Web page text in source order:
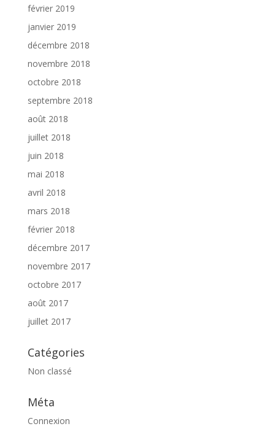
février 2019
janvier 2019
décembre 2018
novembre 2018
octobre 2018
septembre 2018
août 2018
juillet 2018
juin 2018
mai 2018
avril 2018
mars 2018
février 2018
décembre 2017
novembre 2017
octobre 2017
août 2017
juillet 2017
Catégories
Non classé
Méta
Connexion